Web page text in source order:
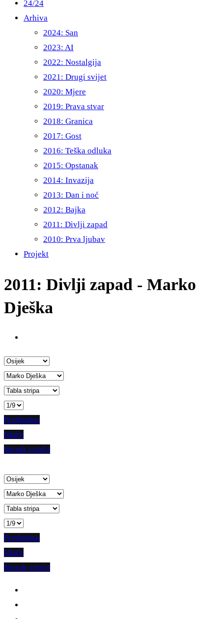
24/24
Arhiva
2024: San
2023: AI
2022: Nostalgija
2021: Drugi svijet
2020: Mjere
2019: Prava stvar
2018: Granica
2017: Gost
2016: Teška odluka
2015: Opstanak
2014: Invazija
2013: Dan i noć
2012: Bajka
2011: Divlji zapad
2010: Prva ljubav
Projekt
2011: Divlji zapad - Marko
Dješka
Prethodno
Iduće
Spisak crtača
Prethodno
Iduće
Spisak crtača